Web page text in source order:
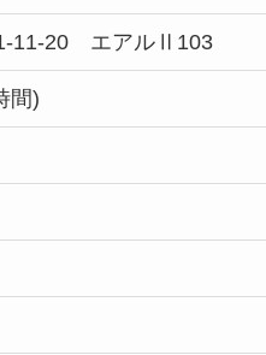
11-20 エアルⅡ103
間)